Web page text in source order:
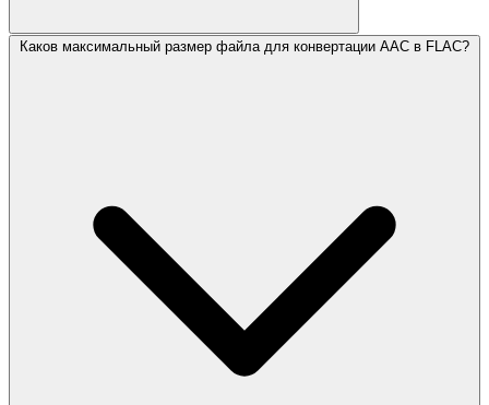
Каков максимальный размер файла для конвертации AAC в FLAC?